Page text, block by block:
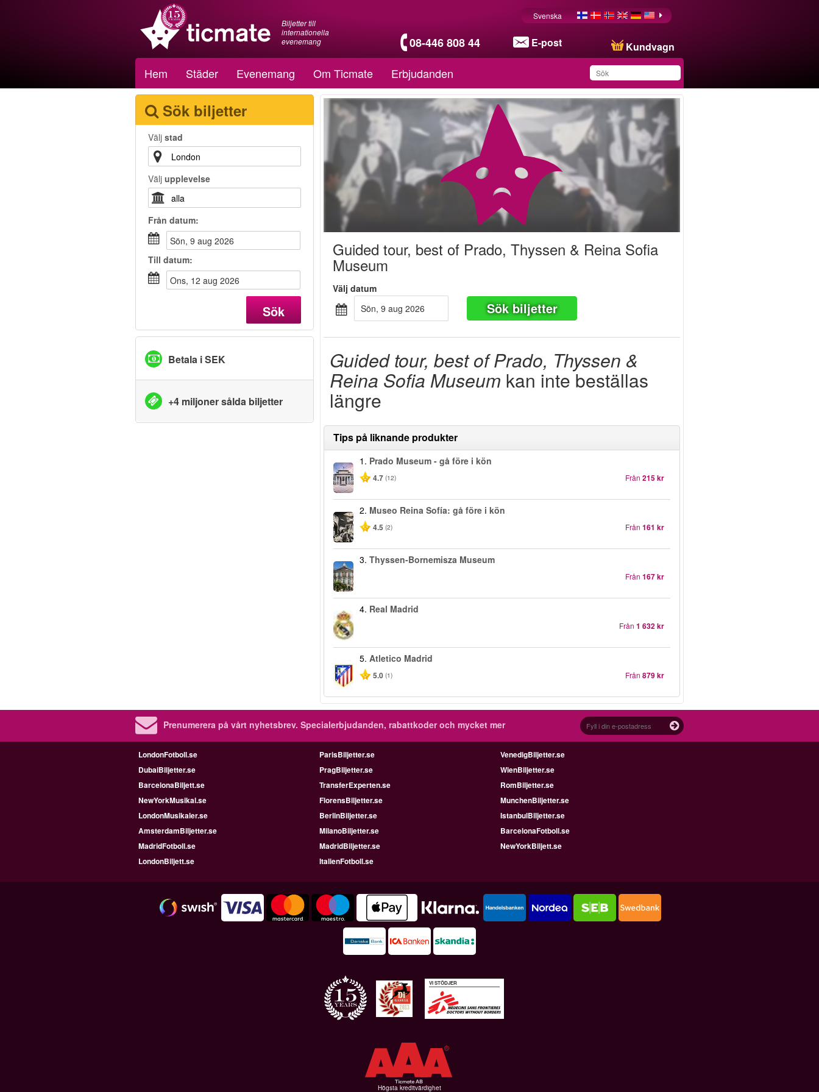
Biljetter till
internationella
evenemang
08-446 808 44 E-post Kundvagn
Svenska
Hem Städer Evenemang Om Ticmate Erbjudanden
Du har sparat produkten
i din lista
Sök biljetter
Välj stad
Välj upplevelse
Från datum:
sön, 9 aug 2026
Till datum:
ons, 12 aug 2026
Sök
Betala i SEK
+4 miljoner sålda biljetter
Guided tour, best of Prado, Thyssen & Reina Sofia
Museum
Välj datum
sön, 9 aug 2026
Sök biljetter
Guided tour, best of Prado, Thyssen &
Reina Sofia Museum kan inte beställas
längre
Tips på liknande produkter
1. Prado Museum - gå före i kön
4.7 (12) Från 215 kr
2. Museo Reina Sofía: gå före i kön
4.5 (2) Från 161 kr
3.Thyssen-Bornemisza Museum
Från 167 kr
4. Real Madrid
Från 1 632 kr
5.Atletico Madrid
5.0 (1) Från 879 kr
Prenumerera på vårt nyhetsbrev. Specialerbjudanden, rabattkoder och mycket mer
LondonFotboll.se ParisBiljetter.se
VenedigBiljetter.se
DubaiBiljetter.se
PragBiljetter.se
WienBiljetter.se
BarcelonaBiljett.se
TransferExperten.se
RomBiljetter.se
NewYorkMusikal.se
FlorensBiljetter.se
MunchenBiljetter.se
LondonMusikaler.se
BerlinBiljetter.se
IstanbulBiljetter.se
AmsterdamBiljetter.se
MilanoBiljetter.se
BarcelonaFotboll.se
MadridFotboll.se
MadridBiljetter.se
NewYorkBiljett.se
LondonBiljett.se
ItalienFotboll.se
VI STÖDJER
Högsta kreditvärdighet